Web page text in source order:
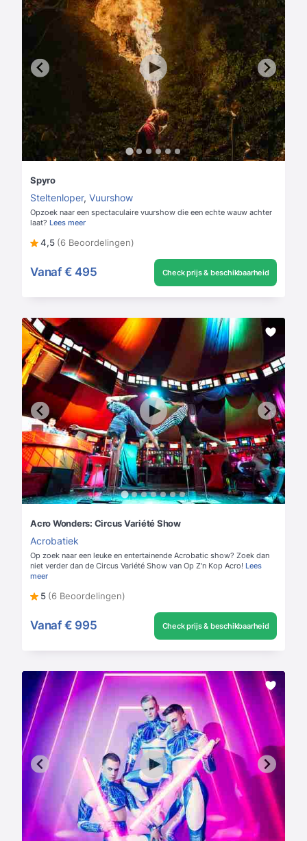
Spyro
Steltenloper, Vuurshow
Opzoek naar een spectaculaire vuurshow die een echte wauw achter
laat? Lees meer
4,5 (6 Beoordelingen)
Vanaf € 495 Check prijs & beschikbaarheid
Acro Wonders: Circus Variété Show
Acrobatiek
Op zoek naar een leuke en entertainende Acrobatic show? Zoek dan
niet verder dan de Circus Variété Show van Op Z'n Kop Acro! Lees
meer
5 (6 Beoordelingen)
Vanaf € 995 Check prijs & beschikbaarheid